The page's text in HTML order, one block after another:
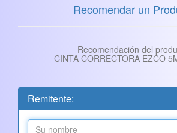
Recomendar un
Recomendación del
CINTA CORRECTORA EZCO
Remitente: